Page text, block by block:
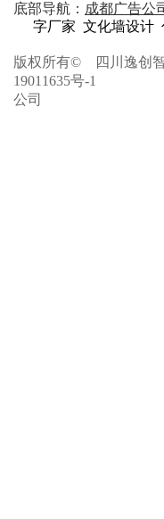
底部导航： 成都广告公
字厂家 文化墙设计
版权所有© 四川逸
19011635号-1
公司